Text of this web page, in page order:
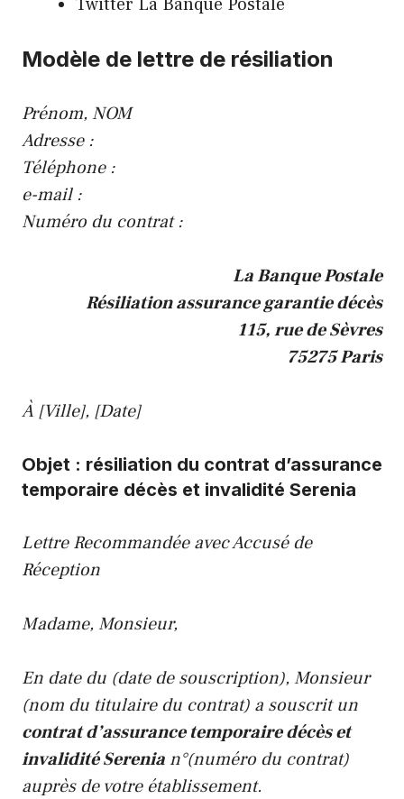
Modèle de lettre de résiliation
Prénom, NOM
Adresse :
Téléphone :
e-mail :
Numéro du contrat :
La Banque Postale
Résiliation assurance garantie décès
115, rue de Sèvres
75275 Paris
À [Ville], [Date]
Objet : résiliation du contrat d’assurance
temporaire décès et invalidité Serenia
Lettre Recommandée avec Accusé de
Réception
Madame, Monsieur,
En date du (date de souscription), Monsieur
(nom du titulaire du contrat) a souscrit un
contrat d’assurance temporaire décès et
invalidité Serenian°(numéro du contrat)
auprès de votre établissement.